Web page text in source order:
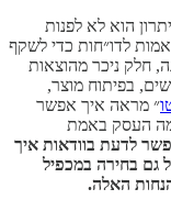
הוא לא לפנות
לדו״חות כדי לשקף
חלק ניכר מהוצאות
בפיתוח מוצר,
״ מראה איך אפשר
העסק באמת
לדעת בוודאות איך
גם בחירה במכפיל
האלה.